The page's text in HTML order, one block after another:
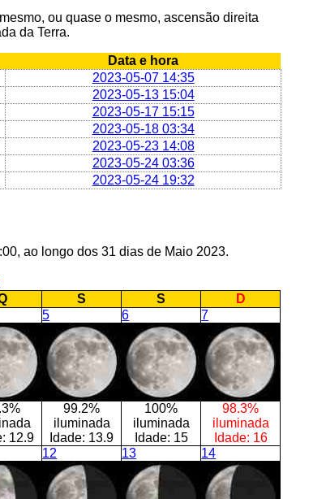
ou quase o mesmo, ascensão direita
da Terra.
Data e hora
2023-05-07 14:35
2023-05-13 15:04
2023-05-17 15:15
2023-05-18 03:34
2023-05-23 14:08
2023-05-24 03:36
2023-05-24 19:32
ao longo dos 31 dias de Maio 2023.
S S
D
12.9
5
99.2%
iluminada
Idade: 13.9
6
100%
iluminada
Idade: 15
7
98.3%
iluminada
Idade: 16
12 13 14